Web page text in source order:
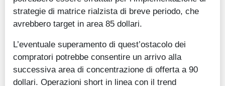
strategie di matrice rialzista di breve periodo, che
avrebbero target in area 85 dollari.
L’eventuale superamento di quest’ostacolo dei
compratori potrebbe consentire un arrivo alla
successiva area di concentrazione di offerta a 90
dollari. Operazioni short in linea con il trend